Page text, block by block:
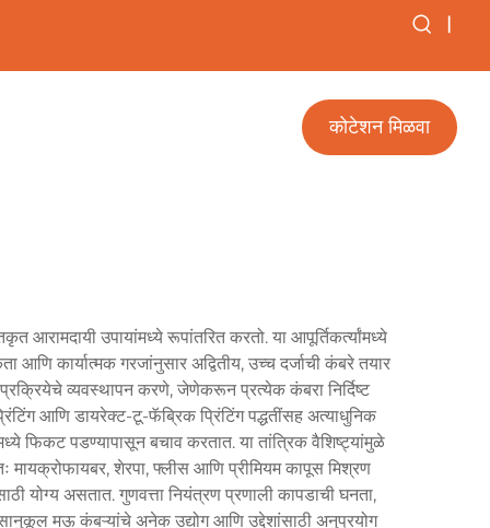
|
कोटेशन मिळवा
आरामदायी उपायांमध्ये रूपांतरित करतो. या आपूर्तिकर्त्यांमध्ये
कार्यात्मक गरजांनुसार अद्वितीय, उच्च दर्जाची कंबरे तयार
व्यवस्थापन करणे, जेणेकरून प्रत्येक कंबरा निर्दिष्ट
आणि डायरेक्ट-टू-फॅब्रिक प्रिंटिंग पद्धतींसह अत्याधुनिक
फिकट पडण्यापासून बचाव करतात. या तांत्रिक वैशिष्ट्यांमुळे
शेरपा, फ्लीस आणि प्रीमियम कापूस मिश्रण
योग्य असतात. गुणवत्ता नियंत्रण प्रणाली कापडाची घनता,
मऊ कंबऱ्यांचे अनेक उद्योग आणि उद्देशांसाठी अनुप्रयोग